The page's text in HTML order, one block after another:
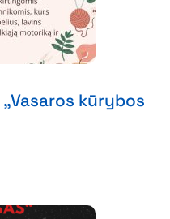
kūrybos